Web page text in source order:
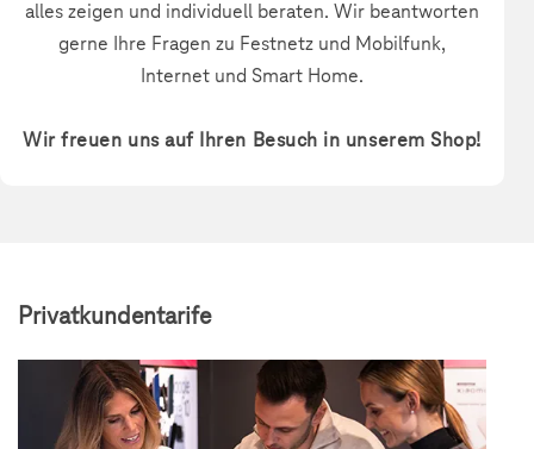
alles zeigen und individuell beraten. Wir beantworten
gerne Ihre Fragen zu Festnetz und Mobilfunk,
Internet und Smart Home.
Wir freuen uns auf Ihren Besuch in unserem Shop!
Privatkundentarife